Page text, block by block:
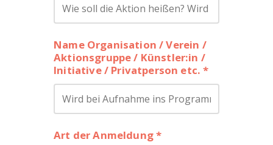
Name Organisation / Verein /
Aktionsgruppe / Künstler:in /
Initiative / Privatperson etc. *
Art der Anmeldung *